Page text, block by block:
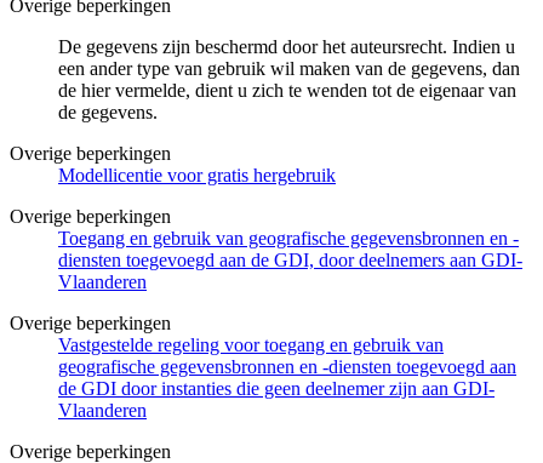
Overige beperkingen
De gegevens zijn beschermd door het auteursrecht. Indien u
een ander type van gebruik wil maken van de gegevens, dan
de hier vermelde, dient u zich te wenden tot de eigenaar van
de gegevens.
Overige beperkingen
Modellicentie voor gratis hergebruik
Overige beperkingen
Toegang en gebruik van geografische gegevensbronnen en -
diensten toegevoegd aan de GDI, door deelnemers aan GDI-
Vlaanderen
Overige beperkingen
Vastgestelde regeling voor toegang en gebruik van
geografische gegevensbronnen en -diensten toegevoegd aan
de GDI door instanties die geen deelnemer zijn aan GDI-
Vlaanderen
Overige beperkingen